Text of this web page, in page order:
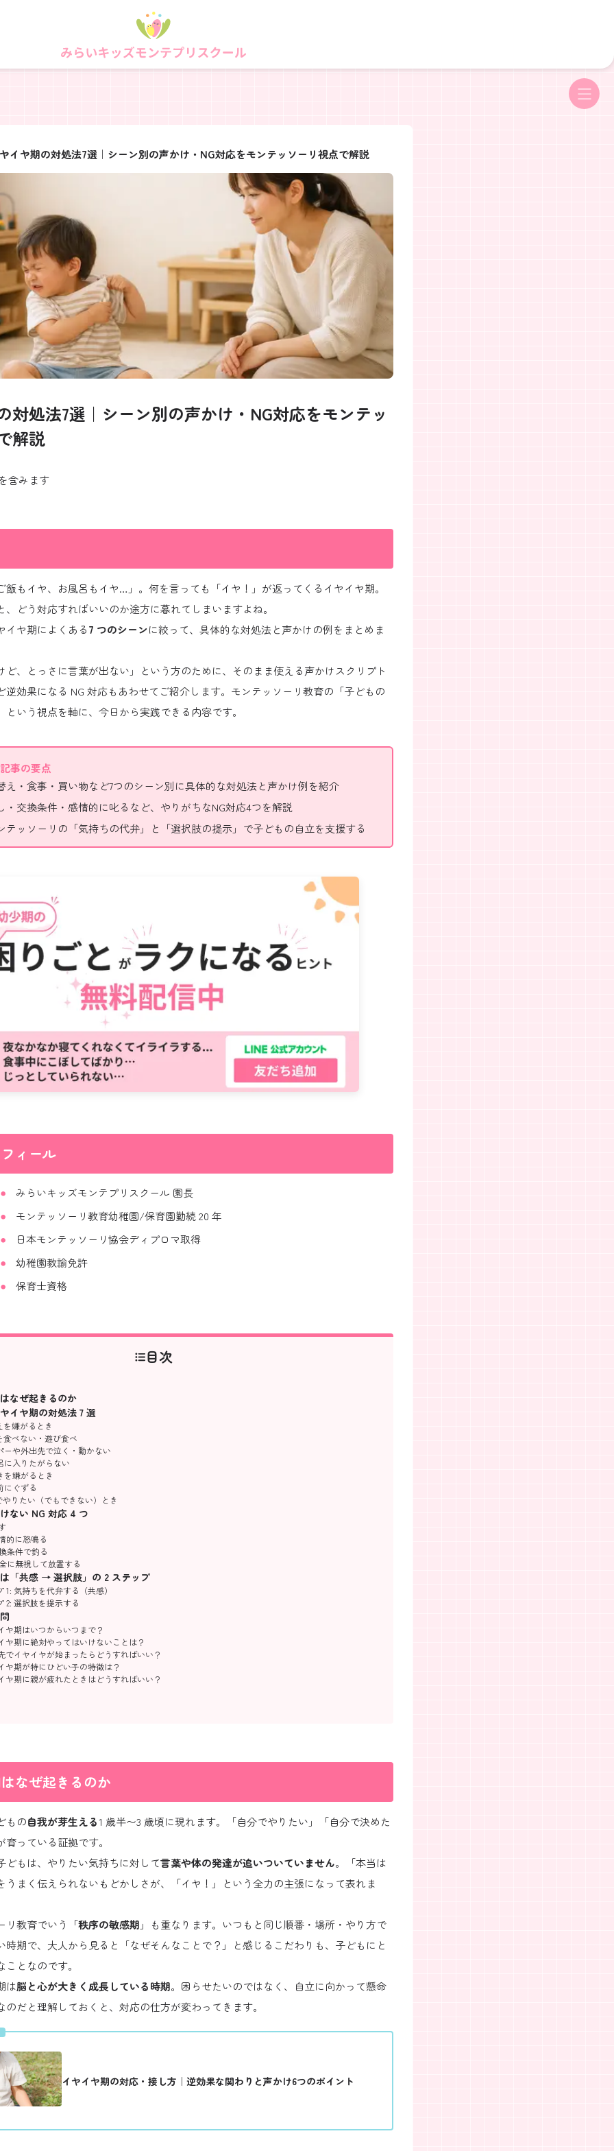
イヤ期の対処法7選｜シーン別の声かけ・NG対応をモンテッソーリ視点で解説
対処法7選｜シーン別の声かけ・NG対応をモンテッ
解説
含みます
飯もイヤ、お風呂もイヤ…」。何を言っても「イヤ！」が返ってくるイヤイヤ期。
どう対応すればいいのか途方に暮れてしまいますよね。
イヤ期によくある7 つのシーンに絞って、具体的な対処法と声かけの例をまとめま
ど、とっさに言葉が出ない」という方のために、そのまま使える声かけスクリプト
逆効果になる NG 対応もあわせてご紹介します。モンテッソーリ教育の「子どもの
いう視点を軸に、今日から実践できる内容です。
事の要点
え・食事・買い物など7つのシーン別に具体的な対処法と声かけ例を紹介
・交換条件・感情的に叱るなど、やりがちなNG対応4つを解説
テッソーリの「気持ちの代弁」と「選択肢の提示」で子どもの自立を支援する
ィール
みらいキッズモンテプリスクール 園長
モンテッソーリ教育幼稚園/保育園勤続 20 年
日本モンテッソーリ協会ディプロマ取得
幼稚園教諭免許
保育士資格
目次
なぜ起きるのか
イヤ期の対処法 7 選
を嫌がるとき
食べない・遊び食べ
ーや外出先で泣く・動かない
に入りたがらない
を嫌がるとき
にぐずる
やりたい（でもできない）とき
ない NG 対応 4 つ
的に怒鳴る
条件で釣る
に無視して放置する
「共感 → 選択肢」の 2 ステップ
1: 気持ちを代弁する（共感）
2: 選択肢を提示する
ヤ期はいつからいつまで？
ヤ期に絶対やってはいけないことは？
でイヤイヤが始まったらどうすればいい？
ヤ期が特にひどい子の特徴は？
ヤ期に親が疲れたときはどうすればいい？
なぜ起きるのか
もの自我が芽生える1 歳半〜3 歳頃に現れます。「自分でやりたい」「自分で決めた
っている証拠です。
どもは、やりたい気持ちに対して言葉や体の発達が追いついていません。「本当は
うまく伝えられないもどかしさが、「イヤ！」という全力の主張になって表れま
リ教育でいう「秩序の敏感期 」も重なります。いつもと同じ順番・場所・やり方で
時期で、大人から見ると「なぜそんなことで？」と感じるこだわりも、子どもにと
となのです。
は脳と心が大きく成長している時期。困らせたいのではなく、自立に向かって懸命
だと理解しておくと、対応の仕方が変わってきます。
イヤイヤ期の対応・接し方｜逆効果な関わりと声かけ6つのポイント